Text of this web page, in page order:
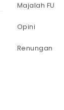
Majalah FU
Opini
Renungan